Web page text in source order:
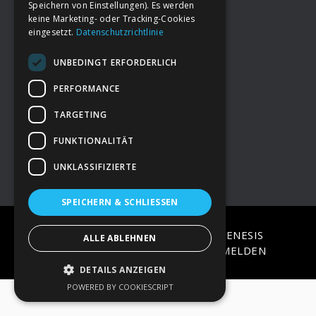
FooterDeine Spende
→ Impressum
→Kontakt zum PAO Team
COPYRIGHT © 2026 · ON
GENESIS
FRAMEWORK·WORDPRESS·ANMELDEN
Speichern von Einstellungen). Es werden
keine Marketing- oder Tracking-Cookies
eingesetzt. Datenschutzrichtlinie
UNBEDINGT ERFORDERLICH
PERFORMANCE
TARGETING
FUNKTIONALITÄT
UNKLASSIFIZIERTE
SPEICHERN & SCHLIESSEN
ALLE ABLEHNEN
DETAILS ANZEIGEN
POWERED BY COOKIESCRIPT